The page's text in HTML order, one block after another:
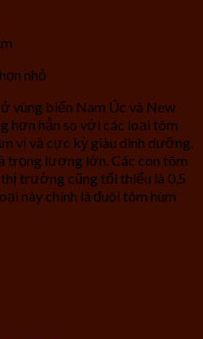
nhỏ
vùng biển Nam Úc và New
hơn hẳn so với các loại tôm
vị và cực kỳ giàu dinh dưỡng.
trọng lượng lớn. Các con tôm
trường cũng tối thiểu là 0,5
này chính là đuôi tôm hùm